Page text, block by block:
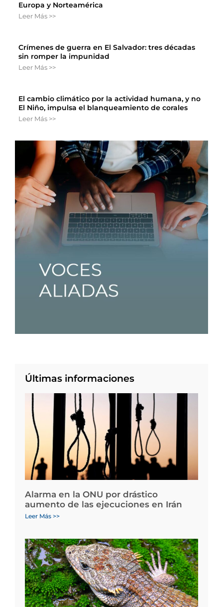
Europa y Norteamérica
Leer Más >>
Crímenes de guerra en El Salvador: tres décadas
sin romper la impunidad
Leer Más >>
El cambio climático por la actividad humana, y no
El Niño, impulsa el blanqueamiento de corales
Leer Más >>
Últimas informaciones
Alarma en la ONU por drástico
aumento de las ejecuciones en Irán
Leer Más >>